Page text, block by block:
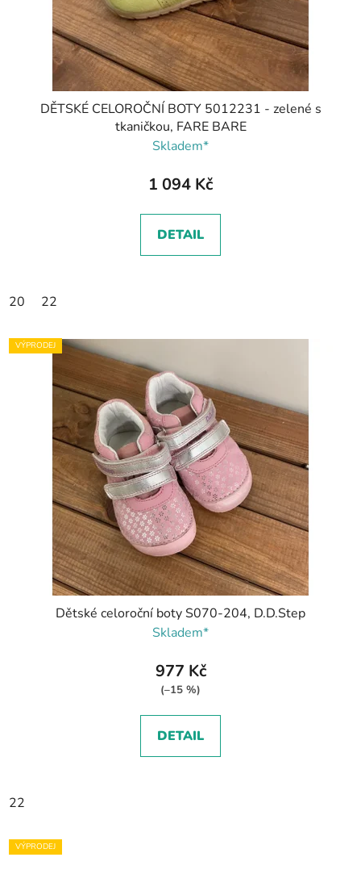
DĚTSKÉ CELOROČNÍ BOTY 5012231 - zelené s
tkaničkou, FARE BARE
Skladem*
1 094 Kč
DETAIL
20 22
VÝPRODEJ
Dětské celoroční boty S070-204, D.D.Step
Skladem*
977 Kč
(–15 %)
DETAIL
22
VÝPRODEJ